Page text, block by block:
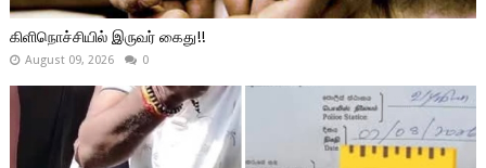
கிளிநொச்சியில் இருவர் கைது!!
August 09, 2026 0